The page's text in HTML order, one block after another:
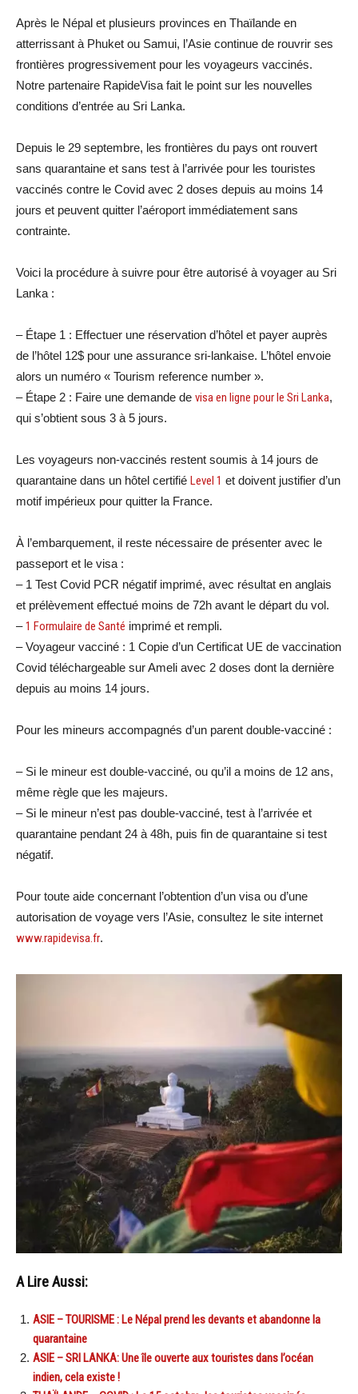
Après le Népal et plusieurs provinces en Thaïlande en
atterrissant à Phuket ou Samui, l’Asie continue de rouvrir ses
frontières progressivement pour les voyageurs vaccinés.
Notre partenaire RapideVisa fait le point sur les nouvelles
conditions d’entrée au Sri Lanka.
Depuis le 29 septembre, les frontières du pays ont rouvert
sans quarantaine et sans test à l’arrivée pour les touristes
vaccinés contre le Covid avec 2 doses depuis au moins 14
jours et peuvent quitter l’aéroport immédiatement sans
contrainte.
Voici la procédure à suivre pour être autorisé à voyager au Sri
Lanka :
– Étape 1 : Effectuer une réservation d’hôtel et payer auprès
de l’hôtel 12$ pour une assurance sri-lankaise. L’hôtel envoie
alors un numéro « Tourism reference number ».
– Étape 2 : Faire une demande de visa en ligne pour le Sri Lanka,
qui s’obtient sous 3 à 5 jours.
Les voyageurs non-vaccinés restent soumis à 14 jours de
quarantaine dans un hôtel certifié Level 1 et doivent justifier d’un
motif impérieux pour quitter la France.
À l’embarquement, il reste nécessaire de présenter avec le
passeport et le visa :
– 1 Test Covid PCR négatif imprimé, avec résultat en anglais
et prélèvement effectué moins de 72h avant le départ du vol.
–1 Formulaire de Santé imprimé et rempli.
– Voyageur vacciné : 1 Copie d’un Certificat UE de vaccination
Covid téléchargeable sur Ameli avec 2 doses dont la dernière
depuis au moins 14 jours.
Pour les mineurs accompagnés d’un parent double-vacciné :
– Si le mineur est double-vacciné, ou qu’il a moins de 12 ans,
même règle que les majeurs.
– Si le mineur n’est pas double-vacciné, test à l’arrivée et
quarantaine pendant 24 à 48h, puis fin de quarantaine si test
négatif.
Pour toute aide concernant l’obtention d’un visa ou d’une
autorisation de voyage vers l’Asie, consultez le site internet
www.rapidevisa.fr.
A Lire Aussi:
ASIE – TOURISME : Le Népal prend les devants et abandonne la
quarantaine
ASIE – SRI LANKA: Une île ouverte aux touristes dans l’océan
indien, cela existe !